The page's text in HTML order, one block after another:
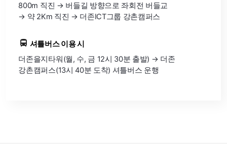
800m 직진 → 버들길 방향으로 좌회전 버들교
→ 약 2Km 직진 → 더존ICT그룹 강촌캠퍼스
셔틀버스 이용 시
더존을지타워(월, 수, 금 12시 30분 출발) → 더존
강촌캠퍼스(13시 40분 도착) 셔틀버스 운행